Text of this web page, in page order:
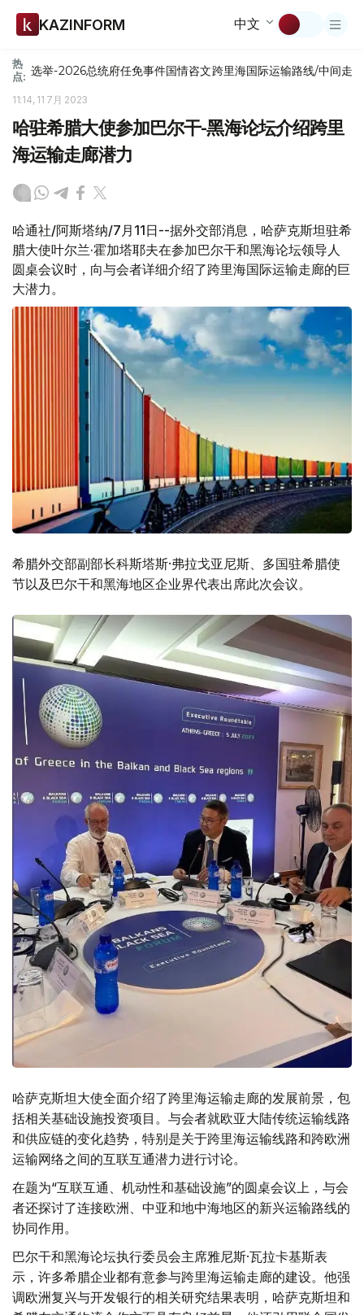
KAZINFORM 中文
热
点: 选举-2026总统府任免事件国情咨文跨里海国际运输路线/中间走廊
11:14, 11 7月 2023
哈驻希腊大使参加巴尔干-黑海论坛介绍跨里
海运输走廊潜力
哈通社/阿斯塔纳/7月11日--据外交部消息，哈萨克斯坦驻希
腊大使叶尔兰·霍加塔耶夫在参加巴尔干和黑海论坛领导人
圆桌会议时，向与会者详细介绍了跨里海国际运输走廊的巨
大潜力。
希腊外交部副部长科斯塔斯·弗拉戈亚尼斯、多国驻希腊使
节以及巴尔干和黑海地区企业界代表出席此次会议。
哈萨克斯坦大使全面介绍了跨里海运输走廊的发展前景，包
括相关基础设施投资项目。与会者就欧亚大陆传统运输线路
和供应链的变化趋势，特别是关于跨里海运输线路和跨欧洲
运输网络之间的互联互通潜力进行讨论。
在题为“互联互通、机动性和基础设施”的圆桌会议上，与会
者还探讨了连接欧洲、中亚和地中海地区的新兴运输路线的
协同作用。
巴尔干和黑海论坛执行委员会主席雅尼斯·瓦拉卡基斯表
示，许多希腊企业都有意参与跨里海运输走廊的建设。他强
调欧洲复兴与开发银行的相关研究结果表明，哈萨克斯坦和